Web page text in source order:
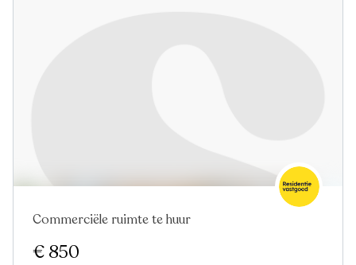
Nieuw
Commerciële ruimte te huur
€ 850